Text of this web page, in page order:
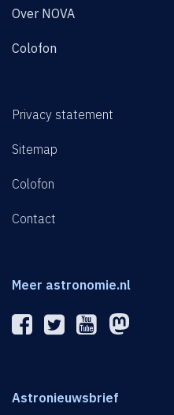
Over NOVA
Colofon
Privacy statement
Sitemap
Colofon
Contact
Meer astronomie.nl
Astronieuwsbrief